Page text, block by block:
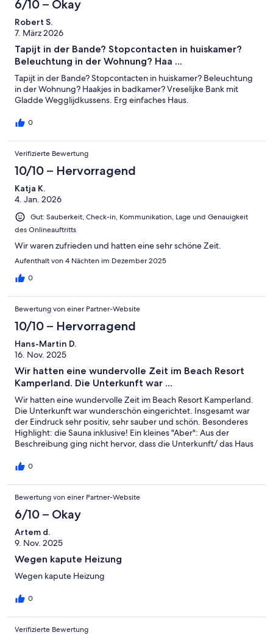
6/10 – Okay
Robert S.
7. März 2026
Tapijt in der Bande? Stopcontacten in huiskamer?
Beleuchtung in der Wohnung? Haa ...
Tapijt in der Bande? Stopcontacten in huiskamer? Beleuchtung
in der Wohnung? Haakjes in badkamer? Vreselijke Bank mit
Gladde Wegglijdkussens. Erg einfaches Haus.
0
Verifizierte Bewertung
10/10 – Hervorragend
Katja K.
4. Jan. 2026
Gut: Sauberkeit, Check-in, Kommunikation, Lage und Genauigkeit
des Onlineauftritts
Wir waren zufrieden und hatten eine sehr schöne Zeit.
Aufenthalt von 4 Nächten im Dezember 2025
0
Bewertung von einer Partner-Website
10/10 – Hervorragend
Hans-Martin D.
16. Nov. 2025
Wir hatten eine wundervolle Zeit im Beach Resort
Kamperland. Die Unterkunft war ...
Wir hatten eine wundervolle Zeit im Beach Resort Kamperland.
Die Unterkunft war wunderschön eingerichtet. Insgesamt war
der Eindruck sehr positiv, sehr sauber und schön. Besonderes
Highlight: die Sauna inklusive! Ein kleines "Aber": Aus der
Beschreibung ging nicht hervor, dass die Unterkunft/ das Haus
hellhörig. Trotzdem war es ein schöner Urlaub, die Nähe zum
0
Bewertung von einer Partner-Website
6/10 – Okay
Artem d.
9. Nov. 2025
Wegen kapute Heizung
Wegen kapute Heizung
0
Verifizierte Bewertung